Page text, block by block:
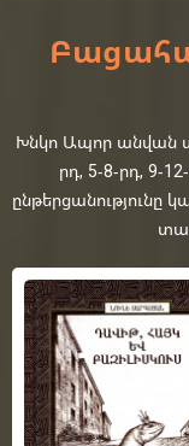
Խնկո Ապոր անվան
րդ, 5-8-րդ, 9-
ընթերցանությունը